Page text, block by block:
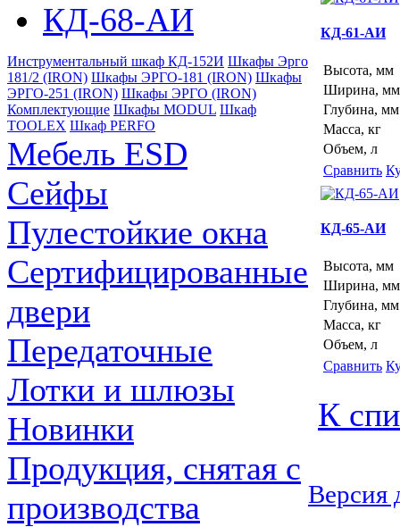
КД-68-АИ
Инструментальный шкаф КД-152И Шкафы Эрго
181/2 (IRON) Шкафы ЭРГО-181 (IRON) Шкафы
ЭРГО-251 (IRON) Шкафы ЭРГО (IRON)
Комплектующие Шкафы MODUL Шкаф
TOOLEX Шкаф PERFO
Мебель ESD
Сейфы
Пулестойкие окна
Сертифицированные
двери
Передаточные
Лотки и шлюзы
Новинки
Продукция, снятая с
производства
КД-61-АИ
Высота, мм
Ширина, мм
Глубина, мм
Масса, кг
Объем, л
Сравнить
КД-65-АИ
Высота, мм
Ширина, мм
Глубина, мм
Масса, кг
Объем, л
Сравнить
К
Версия